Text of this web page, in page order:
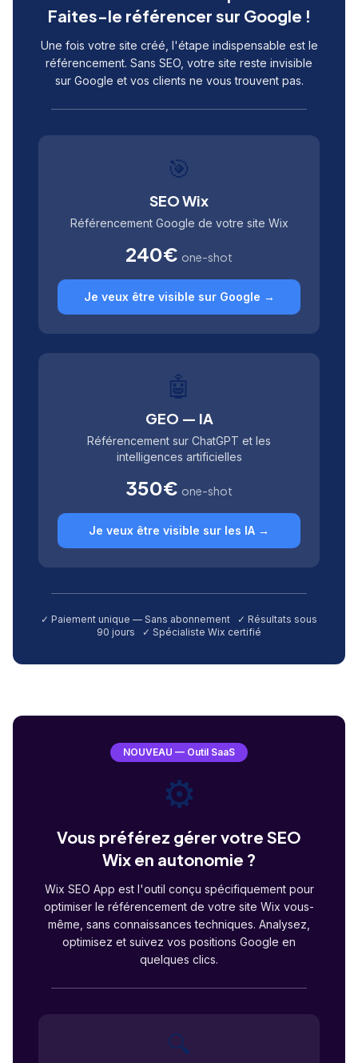
Faites-le référencer sur Google !
Une fois votre site créé, l'étape indispensable est le
référencement. Sans SEO, votre site reste invisible
sur Google et vos clients ne vous trouvent pas.
🎯
SEO Wix
Référencement Google de votre site Wix
240€ one-shot
Je veux être visible sur Google →
🤖
GEO — IA
Référencement sur ChatGPT et les
intelligences artificielles
350€ one-shot
Je veux être visible sur les IA →
✓ Paiement unique — Sans abonnement ✓ Résultats sous
90 jours ✓ Spécialiste Wix certifié
NOUVEAU — Outil SaaS
⚙️
Vous préférez gérer votre SEO
Wix en autonomie ?
Wix SEO App est l'outil conçu spécifiquement pour
optimiser le référencement de votre site Wix vous-
même, sans connaissances techniques. Analysez,
optimisez et suivez vos positions Google en
quelques clics.
🔍